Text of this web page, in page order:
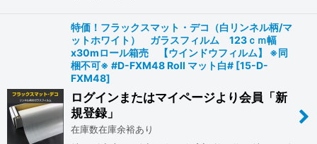
特価！フラックスマット・デコ（白リンネル柄/マ
ットホワイト） ガラスフィルム 123ｃｍ幅
x30mロール箱売 【ウインドウフィルム】 ※同
梱不可※ #D-FXM48 Roll マット白# [15-D-
FXM48]
ログインまたはマイページより会員「新
規登録」
在庫数在庫余裕あり